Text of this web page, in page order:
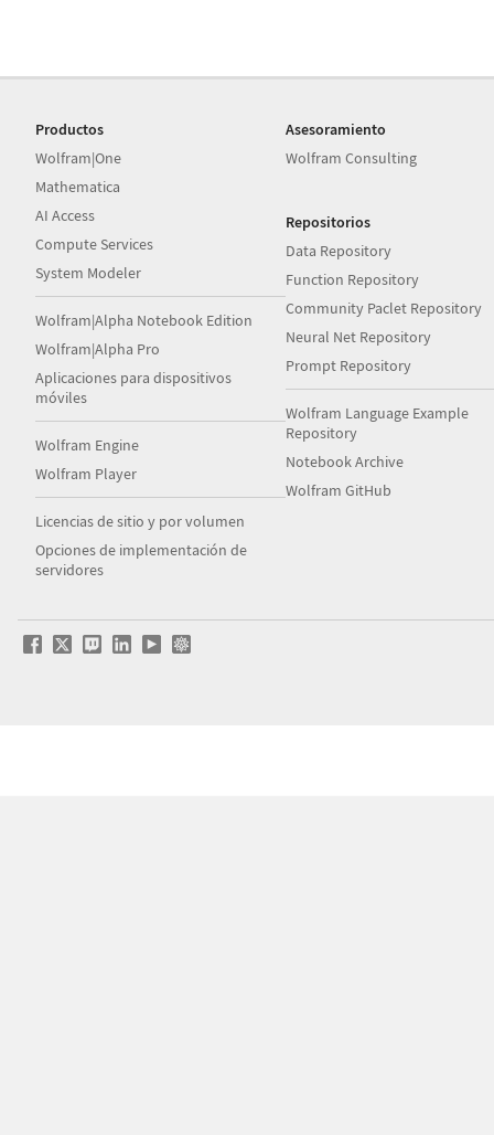
Productos
Wolfram|One
Mathematica
AI Access
Compute Services
System Modeler
Wolfram|Alpha Notebook Edition
Wolfram|Alpha Pro
Aplicaciones para dispositivos
móviles
Wolfram Engine
Wolfram Player
Licencias de sitio y por volumen
Opciones de implementación de
servidores
Asesoramiento
Wolfram Consulting
Repositorios
Data Repository
Function Repository
Community Paclet Repository
Neural Net Repository
Prompt Repository
Wolfram Language Example
Repository
Notebook Archive
Wolfram GitHub